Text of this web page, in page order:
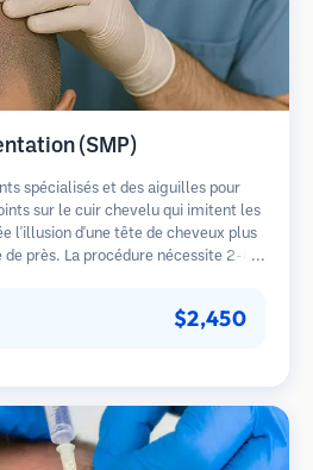
(SMP)
spécialisés et des aiguilles pour
sur le cuir chevelu qui imitent les
l'illusion d'une tête de cheveux plus
près. La procédure nécessite 2-4
$2,450